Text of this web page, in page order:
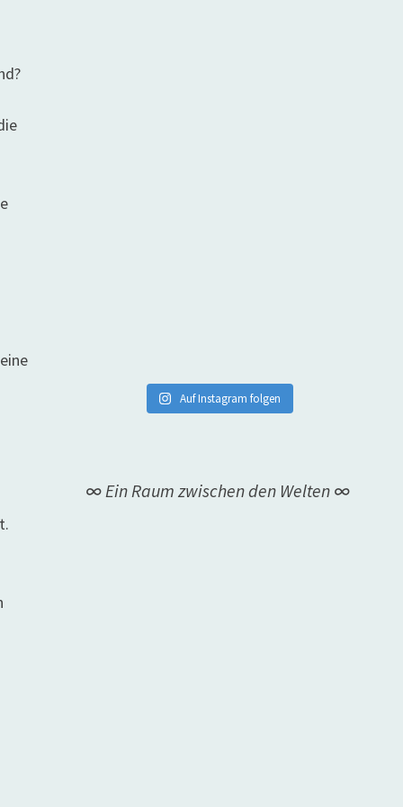
Auf Instagram folgen
∞ Ein Raum zwischen den Welten ∞